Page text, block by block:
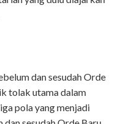
dan sesudah Orde
tolak utama dalam
pola yang menjadi